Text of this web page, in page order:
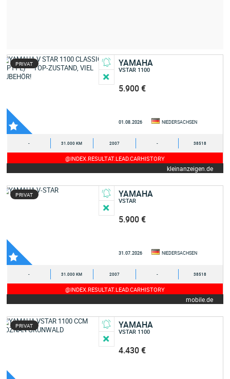
PRIVAT YAMAHA
VSTAR 1100
5.900 €
01.08.2026 NIEDERSACHSEN
- 31.000 KM 2007 - 38518
@INDEX.RESULTAT.LEAD.CARHISTORY
kleinanzeigen.de
PRIVAT YAMAHA
VSTAR
5.900 €
31.07.2026 NIEDERSACHSEN
- 31.000 KM 2007 - 38518
@INDEX.RESULTAT.LEAD.CARHISTORY
mobile.de
PRIVAT YAMAHA
VSTAR 1100
4.430 €